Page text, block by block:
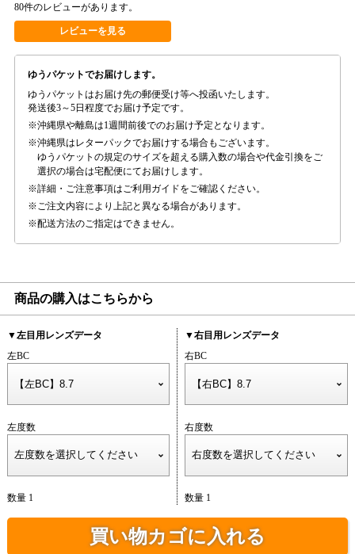
80件のレビューがあります。
レビューを見る
ゆうパケットでお届けします。
ゆうパケットはお届け先の郵便受け等へ投函いたします。
発送後3～5日程度でお届け予定です。
沖縄県や離島は1週間前後でのお届け予定となります。
沖縄県はレターパックでお届けする場合もございます。
ゆうパケットの規定のサイズを超える購入数の場合や代金引換をご
選択の場合は宅配便にてお届けします。
詳細・ご注意事項はご利用ガイドをご確認ください。
ご注文内容により上記と異なる場合があります。
配送方法のご指定はできません。
商品の購入はこちらから
▼左目用レンズデータ
左BC
左度数
数量 1
▼右目用レンズデータ
右BC
右度数
数量 1
買い物カゴに入れる